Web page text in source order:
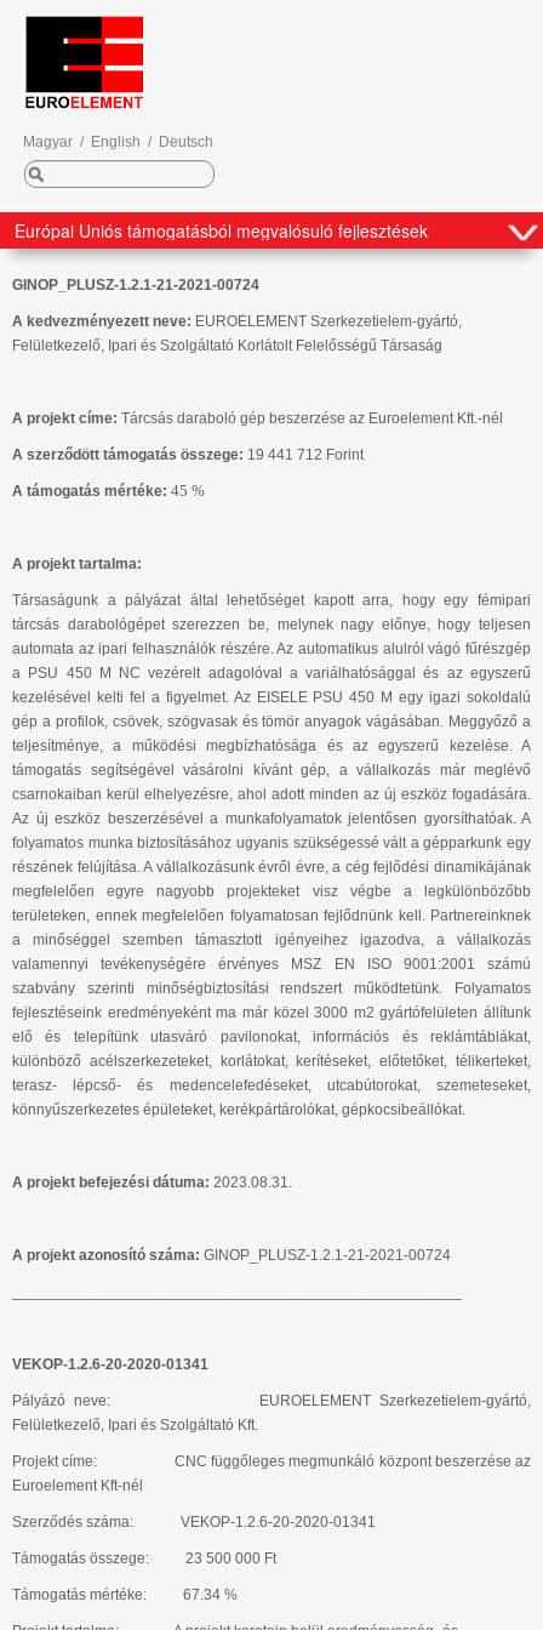
Magyar / English / Deutsch
GINOP_PLUSZ-1.2.1-21-2021-00724
A kedvezményezett neve: EUROELEMENT Szerkezetielem-gyártó,
Felületkezelő, Ipari és Szolgáltató Korlátolt Felelősségű Társaság
A projekt címe: Tárcsás daraboló gép beszerzése az Euroelement Kft.-nél
A szerződött támogatás összege: 19 441 712 Forint
A támogatás mértéke: 45 %
A projekt tartalma:
Társaságunk a pályázat által lehetőséget kapott arra, hogy egy fémipari
tárcsás darabológépet szerezzen be, melynek nagy előnye, hogy teljesen
automata az ipari felhasználók részére. Az automatikus alulról vágó fűrészgép
a PSU 450 M NC vezérelt adagolóval a variálhatósággal és az egyszerű
kezelésével kelti fel a figyelmet. Az EISELE PSU 450 M egy igazi sokoldalú
gép a profilok, csövek, szögvasak és tömör anyagok vágásában. Meggyőző a
teljesítménye, a működési megbízhatósága és az egyszerű kezelése. A
támogatás segítségével vásárolni kívánt gép, a vállalkozás már meglévő
csarnokaiban kerül elhelyezésre, ahol adott minden az új eszköz fogadására.
Az új eszköz beszerzésével a munkafolyamatok jelentősen gyorsíthatóak. A
folyamatos munka biztosításához ugyanis szükségessé vált a gépparkunk egy
részének felújítása. A vállalkozásunk évről évre, a cég fejlődési dinamikájának
megfelelően egyre nagyobb projekteket visz végbe a legkülönbözőbb
területeken, ennek megfelelően folyamatosan fejlődnünk kell. Partnereinknek
a minőséggel szemben támasztott igényeihez igazodva, a vállalkozás
valamennyi tevékenységére érvényes MSZ EN ISO 9001:2001 számú
szabvány szerinti minőségbiztosítási rendszert működtetünk. Folyamatos
fejlesztéseink eredményeként ma már közel 3000 m2 gyártófelületen állítunk
elő és telepítünk utasváró pavilonokat, információs és reklámtáblákat,
különböző acélszerkezeteket, korlátokat, kerítéseket, előtetőket, télikerteket,
terasz- lépcső- és medencelefedéseket, utcabútorokat, szemeteseket,
könnyűszerkezetes épületeket, kerékpártárolókat, gépkocsibeállókat.
A projekt befejezési dátuma: 2023.08.31.
A projekt azonosító száma: GINOP_PLUSZ-1.2.1-21-2021-00724
VEKOP-1.2.6-20-2020-01341
Pályázó neve: EUROELEMENT Szerkezetielem-gyártó,
Felületkezelő, Ipari és Szolgáltató Kft.
Projekt címe: CNC függőleges megmunkáló központ beszerzése az
Euroelement Kft-nél
Szerződés száma: VEKOP-1.2.6-20-2020-01341
Támogatás összege: 23 500 000 Ft
Támogatás mértéke: 67.34 %